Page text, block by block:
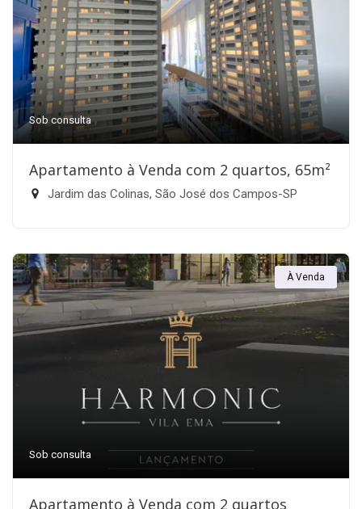
Sob consulta
Apartamento à Venda com 2 quartos, 65m²
Jardim das Colinas, São José dos Campos-SP
À Venda
Sob consulta
Apartamento à Venda com 2 quartos